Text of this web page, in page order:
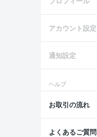
アカウント設定
通知設定
ヘルプ
お取引の流れ
よくあるご質問